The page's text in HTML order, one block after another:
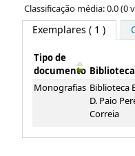
Classificação média: 0.0 (0
Exemplares ( 1 )
Exemplares
Tipo de
documento Biblioteca
Monografias Biblioteca
D. Paio
Correia